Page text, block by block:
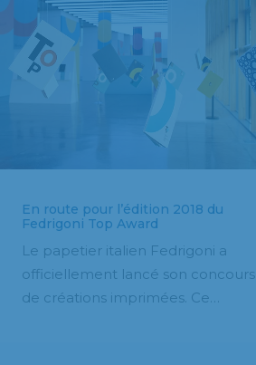
En route pour l’édition 2018 du
Fedrigoni Top Award
Le papetier italien Fedrigoni a
officiellement lancé son concours
de créations imprimées. Ce…